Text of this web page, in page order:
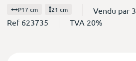
P17 cm 21 cm
Vendu par 3
Ref 623735
TVA 20%